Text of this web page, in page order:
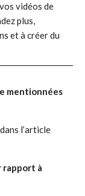
vidéos de
plus,
et à créer du
mentionnées
l’article
rapport à